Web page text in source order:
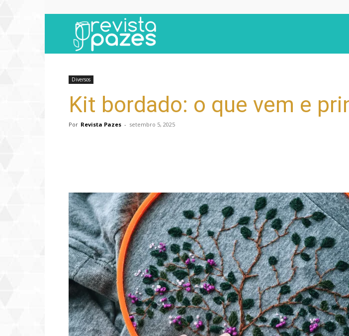
Diversos
Kit bordado: o que vem e
Por Revista Pazes - setembro 5, 2025